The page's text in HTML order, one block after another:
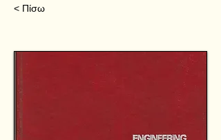
< Πίσω